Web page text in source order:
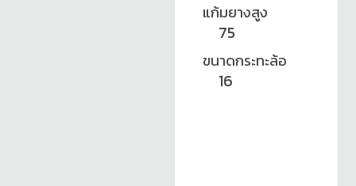
แก้มยางสูง
75
ขนาดกระทะล้อ
16